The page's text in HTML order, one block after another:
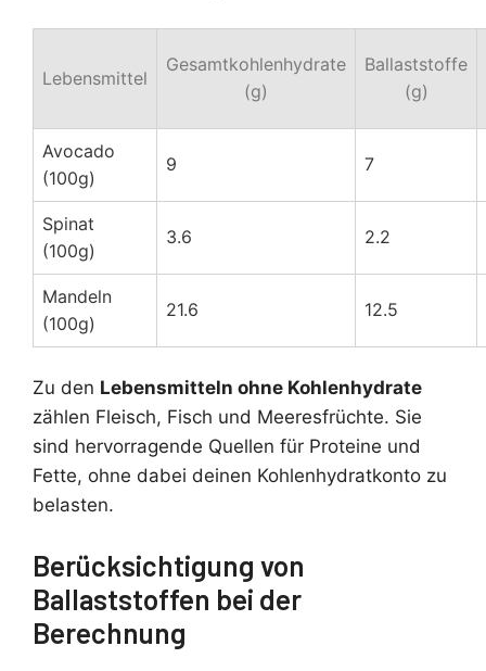
Lebensmittel
Gesamtkohlenhydrate
(g)
Ballaststoffe
(g)
Avocado
(100g)
9 7
Spinat
(100g)
3.6 2.2
Mandeln
(100g)
21.6 12.5
Zu den Lebensmitteln ohne Kohlenhydrate
zählen Fleisch, Fisch und Meeresfrüchte. Sie
sind hervorragende Quellen für Proteine und
Fette, ohne dabei deinen Kohlenhydratkonto zu
belasten.
Berücksichtigung von
Ballaststoffen bei der
Berechnung